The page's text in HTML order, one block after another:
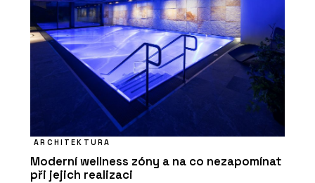
ARCHITEKTURA
Moderní wellness zóny a na co nezapomínat
při jejich realizaci